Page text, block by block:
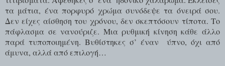
τα μάτια, ένα πορφυρό χρώμα συνόδεψε τα όνειρά σου.
Δεν είχες αίσθηση του χρόνου, δεν σκεπτόσουν τίποτα. Το
πάφλασμα σε νανούριζε. Μια ρυθμική κίνηση κάθε άλλο
παρά τυποποιημένη. Βυθίστηκες σ’ έναν
ύπνο, όχι από
άμυνα, αλλά από επιλογή…